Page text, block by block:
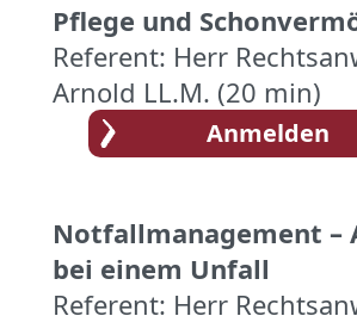
Pflege und
Referent: Herr
Arnold LL.M. (20 min)
Notfallmanagement –
bei einem Unfall
Referent: Herr